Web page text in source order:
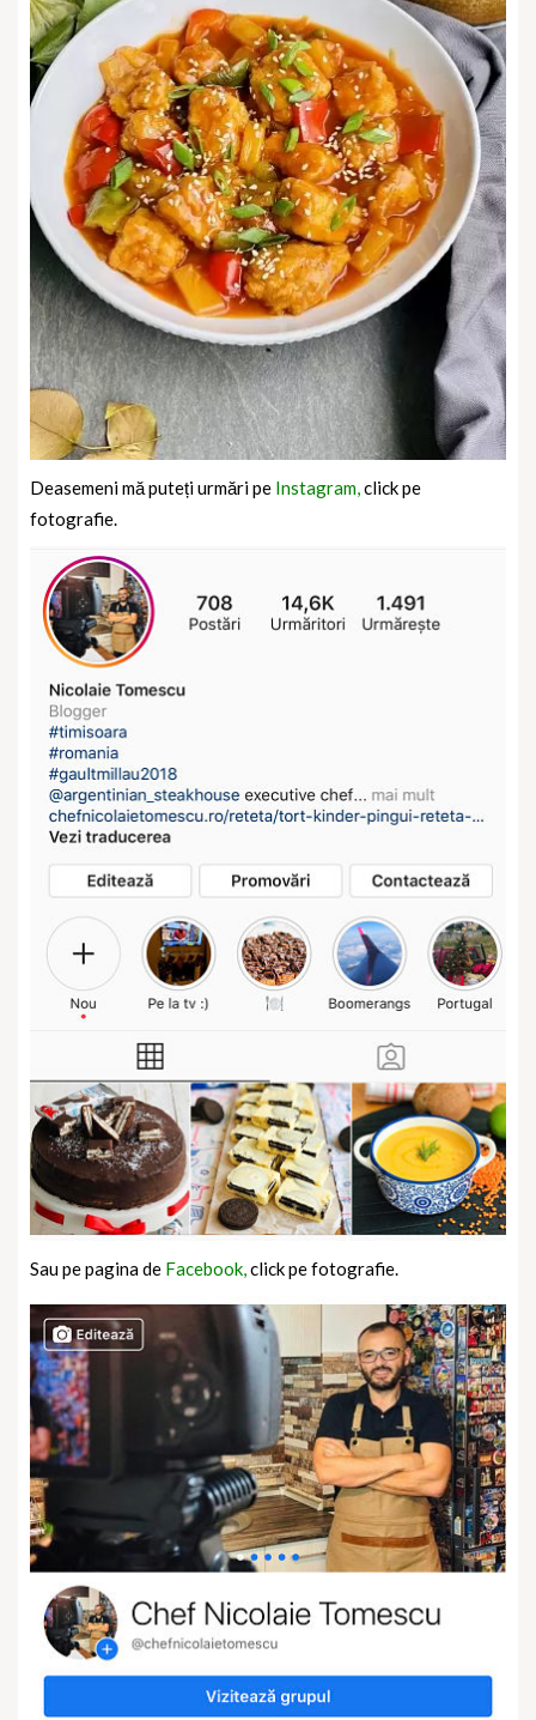
Deasemeni mă puteți urmări pe Instagram,click pe
fotografie.
Sau pe pagina de Facebook,click pe fotografie.